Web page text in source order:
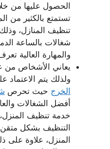
الحصول عليها من
تستمتع بالكثير من
تنظيف المنازل،
شغالات بالساعة
والمهارة العالية
يعاني الأشخاص من
ولذلك يتم الاعتماد
الخرج حيث تحرص
أفضل الشغالات
خدمة تنظيف
التنظيف بشكل
المنزل، علاوة على